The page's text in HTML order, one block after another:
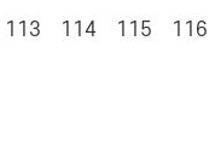
113 114 115 116